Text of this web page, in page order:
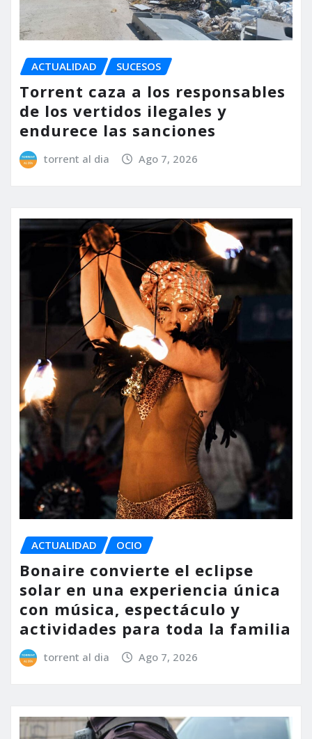
ACTUALIDAD SUCESOS
Torrent caza a los responsables
de los vertidos ilegales y
endurece las sanciones
torrent al dia Ago 7, 2026
ACTUALIDAD OCIO
Bonaire convierte el eclipse
solar en una experiencia única
con música, espectáculo y
actividades para toda la familia
torrent al dia Ago 7, 2026